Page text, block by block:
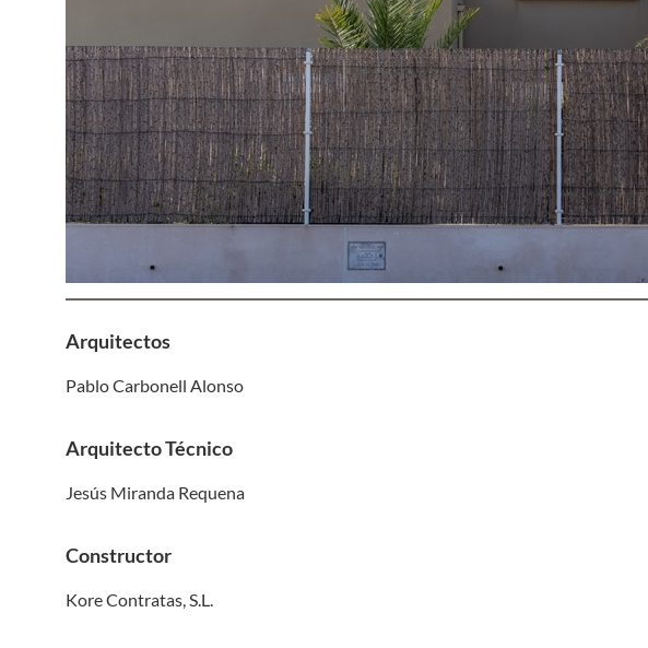
Arquitectos
Pablo Carbonell Alonso
Arquitecto Técnico
Jesús Miranda Requena
Constructor
Kore Contratas, S.L.